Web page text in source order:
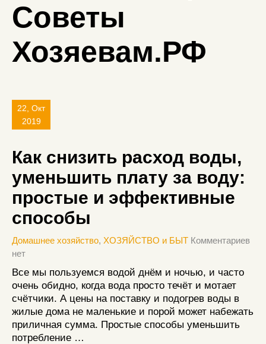
Советы
Хозяевам.РФ
22, Окт
2019
Как снизить расход воды,
уменьшить плату за воду:
простые и эффективные
способы
Домашнее хозяйство, ХОЗЯЙСТВО и БЫТ Комментариев
нет
Все мы пользуемся водой днём и ночью, и часто
очень обидно, когда вода просто течёт и мотает
счётчики. А цены на поставку и подогрев воды в
жилые дома не маленькие и порой может набежать
приличная сумма. Простые способы уменьшить
потребление …